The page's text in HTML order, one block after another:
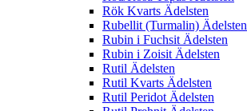
Rök Kvarts Ädelsten
Rubellit (Turmalin) Ädelsten
Rubin i Fuchsit Ädelsten
Rubin i Zoisit Ädelsten
Rutil Ädelsten
Rutil Kvarts Ädelsten
Rutil Peridot Ädelsten